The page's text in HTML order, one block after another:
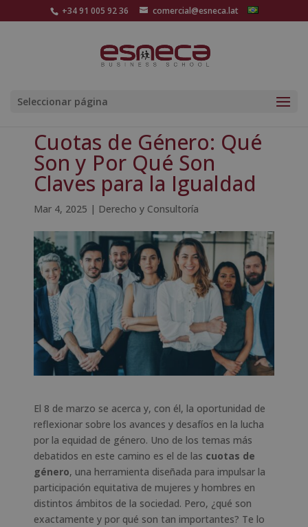
+34 91 005 92 36 comercial@esneca.lat
Seleccionar página
Cuotas de Género: Qué
Son y Por Qué Son
Claves para la Igualdad
Mar 4, 2025 | Derecho y Consultoría
El 8 de marzo se acerca y, con él, la oportunidad de
reflexionar sobre los avances y desafíos en la lucha
por la equidad de género. Uno de los temas más
debatidos en este camino es el de las cuotas de
género, una herramienta diseñada para impulsar la
participación equitativa de mujeres y hombres en
distintos ámbitos de la sociedad. Pero, ¿qué son
exactamente y por qué son tan importantes? Te lo